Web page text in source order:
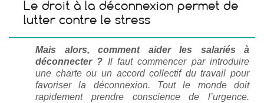
Le droit à la déconnexion permet de
lutter contre le stress
Mais alors, comment aider les salariés à
déconnecter ? Il faut commencer par introduire
une charte ou un accord collectif du travail pour
favoriser la déconnexion. Tout le monde doit
rapidement prendre conscience de l’urgence.